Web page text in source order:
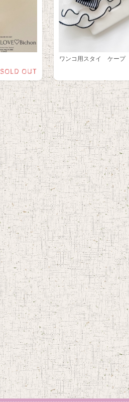
SOLD OUT
ワンコ用スタイ ケープ